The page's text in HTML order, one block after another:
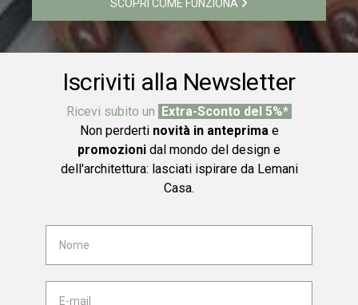
SCOPRI COME FUNZIONA
Iscriviti alla Newsletter
Ricevi subito un
Extra-Sconto del 5%*
Non perderti novità in anteprimae
promozioni dal mondo del design e
dell'architettura: lasciati ispirare da Lemani
Casa.